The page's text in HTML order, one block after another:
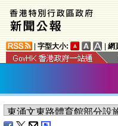
字型大小: 網